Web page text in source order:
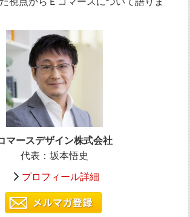
マースデザイン株式会社
代表：坂本悟史
プロフィール詳細